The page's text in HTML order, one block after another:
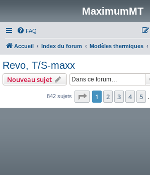
MaximumMT
FAQ
Accueil Index du forum Modèles thermiques
Revo, T/S-maxx
Nouveau sujet
842 sujets Page 1sur17
1 2 3 4 5